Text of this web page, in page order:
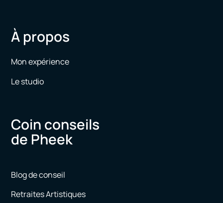
À propos
Mon expérience
Le studio
Coin conseils
de Pheek
Blog de conseil
Retraites Artistiques